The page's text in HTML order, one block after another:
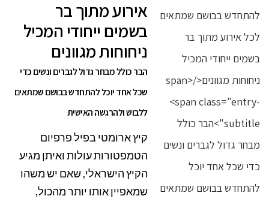
אירוע מתוך בר
בשמים ייחודי המכיל
ניחוחות מגוונים
הבר כולל מבחר גדול לגברים ונשים כדי
שכל אחד יוכל להתחדש בבושם שמתאים
ללבוש ולהרגשה האישית
קיץ ארומטי בפיל פרפיום
הטמפטורות עולות ואיתן מגיע
הקיץ הישראלי, שאם יש משהו
שמאפיין אותו יותר מהכול,